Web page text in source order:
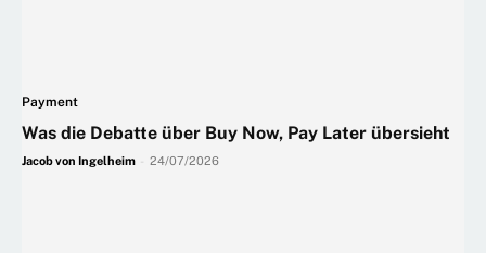
Payment
Was die Debatte über Buy Now, Pay Later übersieht
Jacob von Ingelheim 24/07/2026